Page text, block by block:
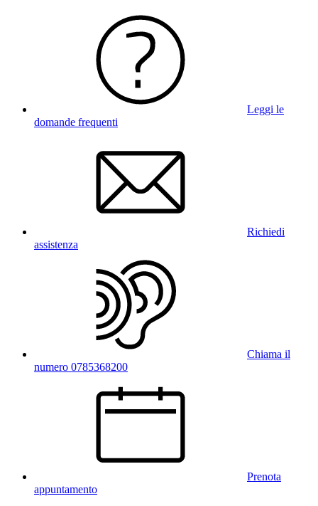
Leggi le
domande frequenti
Richiedi
assistenza
Chiama il
numero 0785368200
Prenota
appuntamento